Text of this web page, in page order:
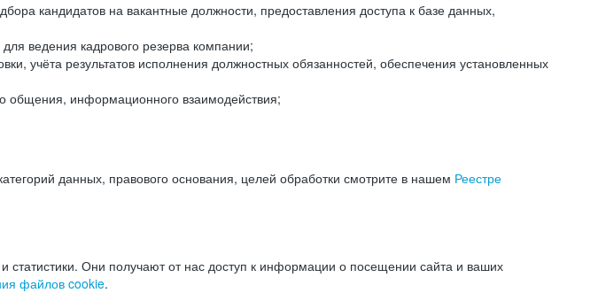
кандидатов на вакантные должности, предоставления доступа к базе данных,
ведения кадрового резерва компании;
учёта результатов исполнения должностных обязанностей, обеспечения установленных
общения, информационного взаимодействия;
данных, правового основания, целей обработки смотрите в нашем Реестре
Они получают от нас доступ к информации о посещении сайта и ваших
файлов cookie.